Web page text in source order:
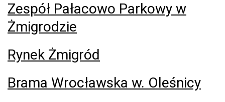
Zespół Pałacowo Parkowy w
Żmigrodzie
Rynek Żmigród
Brama Wrocławska w. Oleśnicy